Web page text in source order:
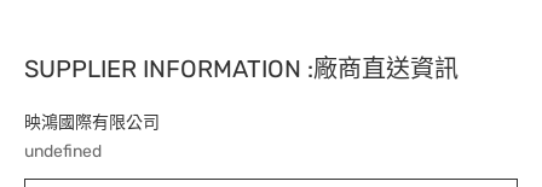
SUPPLIER INFORMATION :廠商直送資訊
映鴻國際有限公司
undefined